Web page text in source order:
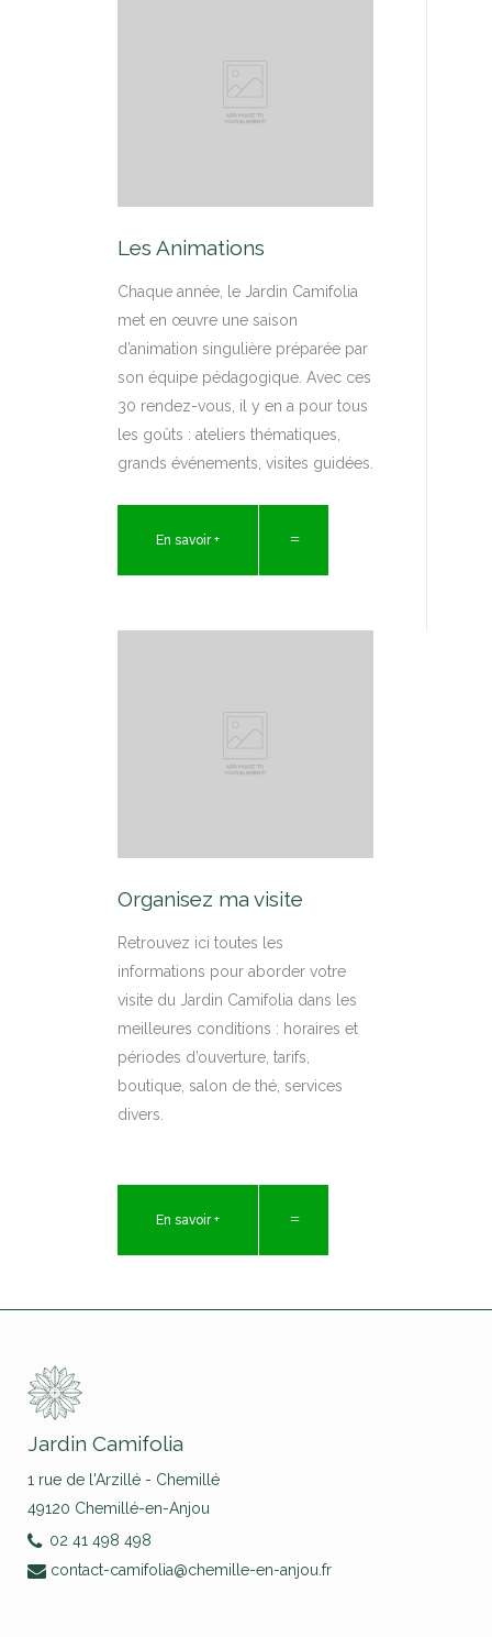
Les Animations
Chaque année, le Jardin Camifolia
met en œuvre une saison
d’animation singulière préparée par
son équipe pédagogique. Avec ces
30 rendez-vous, il y en a pour tous
les goûts : ateliers thématiques,
grands événements, visites guidées.
En savoir +
Organisez ma visite
Retrouvez ici toutes les
informations pour aborder votre
visite du Jardin Camifolia dans les
meilleures conditions : horaires et
périodes d’ouverture, tarifs,
boutique, salon de thé, services
divers.
En savoir +
Jardin Camifolia
1 rue de l'Arzillé - Chemillé
49120 Chemillé-en-Anjou
02 41 498 498
contact-camifolia@chemille-en-anjou.fr